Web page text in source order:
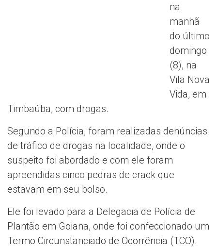
na
manhã
do último
domingo
(8), na
Vila Nova
Vida, em
Timbaúba, com drogas.
Segundo a Polícia, foram realizadas denúncias
de tráfico de drogas na localidade, onde o
suspeito foi abordado e com ele foram
apreendidas cinco pedras de crack que
estavam em seu bolso.
Ele foi levado para a Delegacia de Polícia de
Plantão em Goiana, onde foi confeccionado um
Termo Circunstanciado de Ocorrência (TCO).